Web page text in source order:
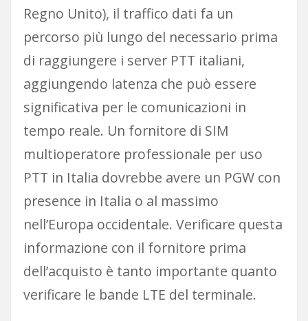
Regno Unito), il traffico dati fa un
percorso più lungo del necessario prima
di raggiungere i server PTT italiani,
aggiungendo latenza che può essere
significativa per le comunicazioni in
tempo reale. Un fornitore di SIM
multioperatore professionale per uso
PTT in Italia dovrebbe avere un PGW con
presence in Italia o al massimo
nell’Europa occidentale. Verificare questa
informazione con il fornitore prima
dell’acquisto è tanto importante quanto
verificare le bande LTE del terminale.